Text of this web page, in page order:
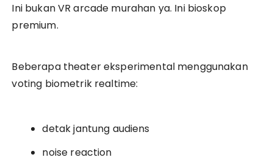
Ini bukan VR arcade murahan ya. Ini bioskop
premium.
Beberapa theater eksperimental menggunakan
voting biometrik realtime:
detak jantung audiens
noise reaction